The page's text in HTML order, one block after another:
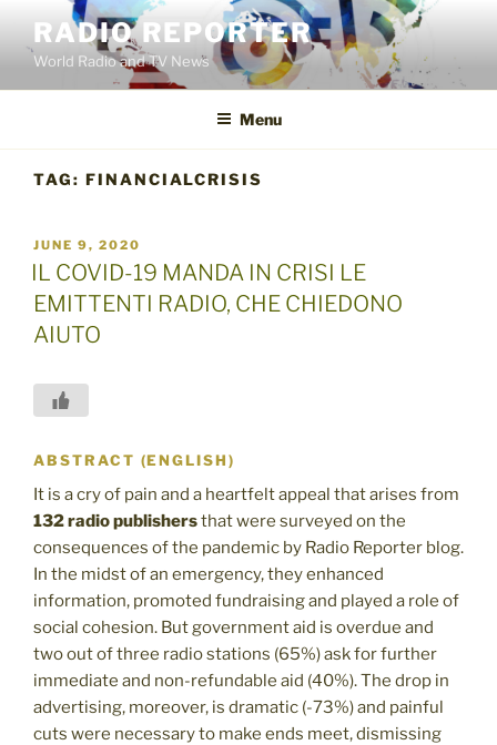
content
RADIO REPORTER
World Radio and TV News
Menu
TAG: FINANCIALCRISIS
POSTED
ON
JUNE 9, 2020
IL COVID-19 MANDA IN CRISI LE
EMITTENTI RADIO, CHE CHIEDONO
AIUTO
ABSTRACT (ENGLISH)
It is a cry of pain and a heartfelt appeal that arises from
132 radiopublishersthat were surveyed on the
consequences of the pandemic by Radio Reporter blog.
In the midst of an emergency, they enhanced
information, promoted fundraising and played a role of
social cohesion. But government aid is overdue and
two out of three radio stations (65%) ask for further
immediate and non-refundable aid (40%). The drop in
advertising, moreover, is dramatic (-73%) and painful
cuts were necessary to make ends meet, dismissing